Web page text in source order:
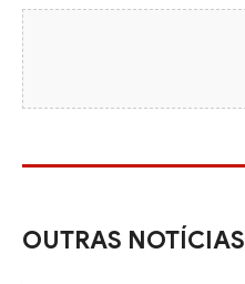
OUTRAS NOTÍCIAS